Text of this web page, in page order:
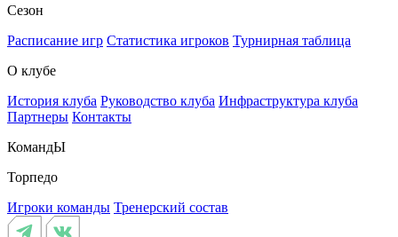
Сезон
Расписание игр Статистика игроков Турнирная таблица
О клубе
История клуба Руководство клуба Инфраструктура клуба
Партнеры Контакты
КомандЫ
Торпедо
Игроки команды Тренерский состав